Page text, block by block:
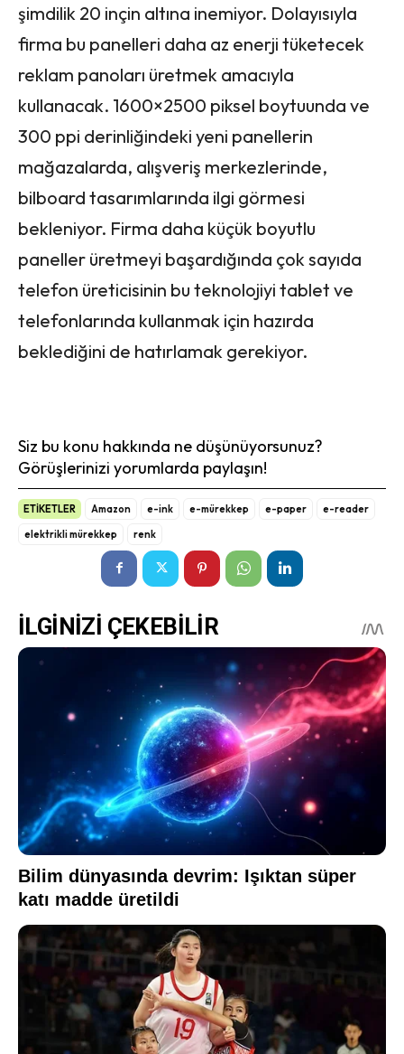
şimdilik 20 inçin altına inemiyor. Dolayısıyla
firma bu panelleri daha az enerji tüketecek
reklam panoları üretmek amacıyla
kullanacak. 1600×2500 piksel boytuunda ve
300 ppi derinliğindeki yeni panellerin
mağazalarda, alışveriş merkezlerinde,
bilboard tasarımlarında ilgi görmesi
bekleniyor. Firma daha küçük boyutlu
paneller üretmeyi başardığında çok sayıda
telefon üreticisinin bu teknolojiyi tablet ve
telefonlarında kullanmak için hazırda
beklediğini de hatırlamak gerekiyor.
Siz bu konu hakkında ne düşünüyorsunuz?
Görüşlerinizi yorumlarda paylaşın!
ETİKETLER Amazon e-ink e-mürekkep e-paper
e-reader
elektrikli mürekkep
renk